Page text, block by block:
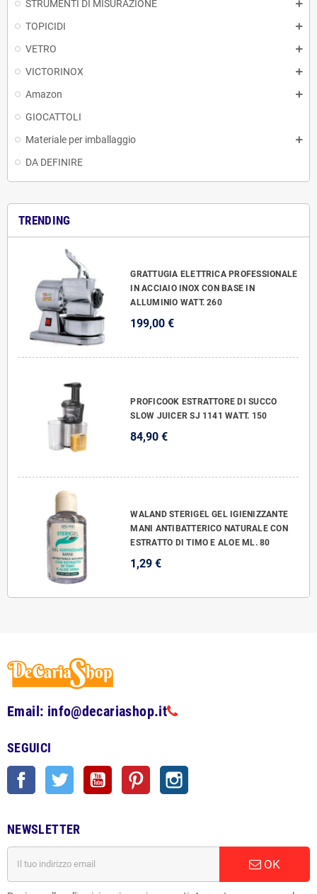
STRUMENTI DI MISURAZIONE
TOPICIDI
VETRO
VICTORINOX
Amazon
GIOCATTOLI
Materiale per imballaggio
DA DEFINIRE
TRENDING
GRATTUGIA ELETTRICA PROFESSIONALE
IN ACCIAIO INOX CON BASE IN
ALLUMINIO WATT. 260
199,00 €
PROFICOOK ESTRATTORE DI SUCCO
SLOW JUICER SJ 1141 WATT. 150
84,90 €
WALAND STERIGEL GEL IGIENIZZANTE
MANI ANTIBATTERICO NATURALE CON
ESTRATTO DI TIMO E ALOE ML. 80
1,29 €
Email: info@decariashop.it
SEGUICI
Facebook Twitter YouTube Pinterest
NEWSLETTER
OK